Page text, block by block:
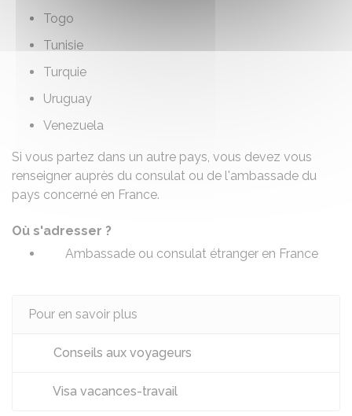
Togo
Tunisie
Turquie
Uruguay
Venezuela
Si vous partez dans un autre pays, vous devez vous
renseigner auprès du consulat ou de l'ambassade du
pays concerné en France.
Où s'adresser ?
Ambassade ou consulat étranger en France
Pour en savoir plus
Conseils aux voyageurs
Visa vacances-travail